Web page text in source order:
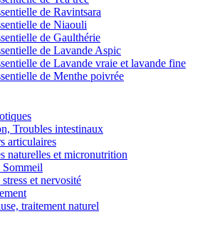
de Ravintsara
de Niaouli
de Gaulthérie
de Lavande Aspic
de Lavande vraie et lavande fine
de Menthe poivrée
Troubles intestinaux
articulaires
naturelles et micronutrition
Sommeil
et nervosité
traitement naturel